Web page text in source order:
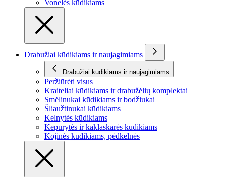
Vonelės kūdikiams
Drabužiai kūdikiams ir naujagimiams
Drabužiai kūdikiams ir naujagimiams
Peržiūrėti visus
Kraiteliai kūdikiams ir drabužėlių komplektai
Smėlinukai kūdikiams ir bodžiukai
Šliaužtinukai kūdikiams
Kelnytės kūdikiams
Kepurytės ir kaklaskarės kūdikiams
Kojinės kūdikiams, pėdkelnės